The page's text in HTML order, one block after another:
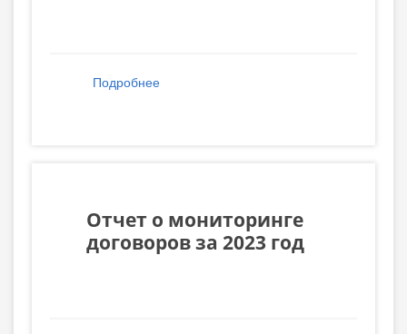
Подробнее
Отчет о мониторинге
договоров за 2023 год